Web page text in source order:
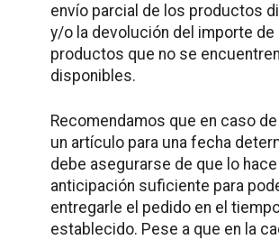
envío parcial de los productos
y/o la devolución del importe de
productos que no se encuentren
disponibles.
Recomendamos que en caso
un artículo para una fecha
debe asegurarse de que lo
anticipación suficiente para
entregarle el pedido en el
establecido. Pese a que en la